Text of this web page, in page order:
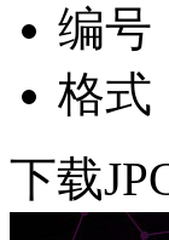
编号
格式
下载